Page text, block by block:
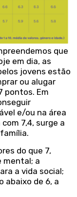
que
em dia, as
jovens estão
ou alugar
pontos. Em
e/ou na área
7,4, surge a
do que 7,
mental; a
a vida social;
abaixo de 6, a